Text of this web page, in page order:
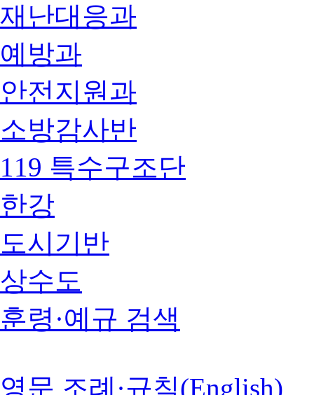
재난대응과
예방과
안전지원과
소방감사반
119 특수구조단
한강
도시기반
상수도
훈령·예규 검색
영문 조례·규칙(English)